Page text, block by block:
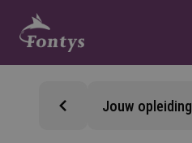
Jouw opleiding